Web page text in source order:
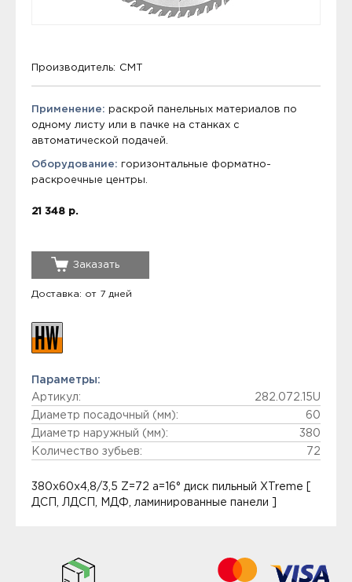
Производитель: CMT
Применение: раскрой панельных материалов по
одному листу или в пачке на станках с
автоматической подачей.
Оборудование: горизонтальные форматно-
раскроечные центры.
21 348 р.
Заказать
Доставка: от 7 дней
Параметры:
Артикул:
282.072.15U
Диаметр посадочный (мм):
60
Диаметр наружный (мм):
380
Количество зубьев:
72
380x60x4,8/3,5 Z=72 a=16° диск пильный XTreme [
ДСП, ЛДСП, МДФ, ламинированные панели ]